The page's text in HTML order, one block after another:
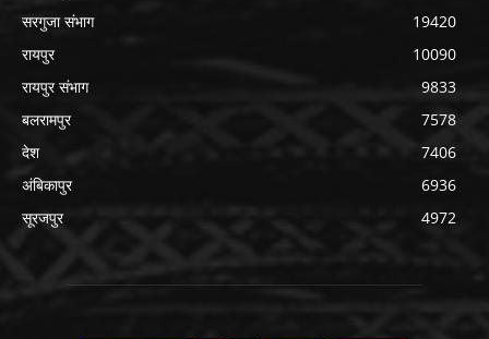
सरगुजा संभाग
19420
रायपुर
10090
रायपुर संभाग
9833
बलरामपुर
7578
देश
7406
अंबिकापुर
6936
सूरजपुर
4972